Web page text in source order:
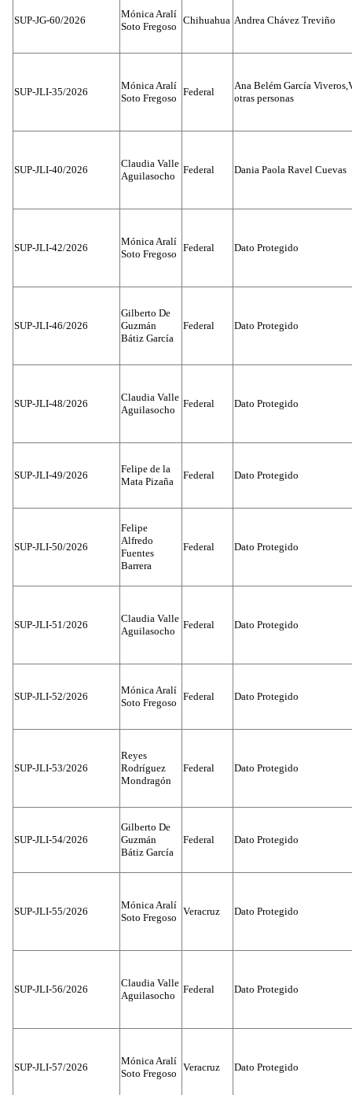
SUP-JG-60/2026
Mónica Aralí
Soto Fregoso
Chihuahua Andrea Chávez Treviño
SUP-JLI-35/2026
Mónica Aralí
Soto Fregoso
Federal
Ana Belém García
otras personas
SUP-JLI-40/2026
Claudia Valle
Aguilasocho
Federal Dania Paola Ravel Cuevas
SUP-JLI-42/2026
Mónica Aralí
Soto Fregoso
Federal Dato Protegido
SUP-JLI-46/2026
Gilberto De
Guzmán
Bátiz García
Federal Dato Protegido
SUP-JLI-48/2026
Claudia Valle
Aguilasocho
Federal Dato Protegido
SUP-JLI-49/2026
Felipe de la
Mata Pizaña
Federal Dato Protegido
SUP-JLI-50/2026
Felipe
Alfredo
Fuentes
Barrera
Federal Dato Protegido
SUP-JLI-51/2026
Claudia Valle
Aguilasocho
Federal Dato Protegido
SUP-JLI-52/2026
Mónica Aralí
Soto Fregoso
Federal Dato Protegido
SUP-JLI-53/2026
Reyes
Rodríguez
Mondragón
Federal Dato Protegido
SUP-JLI-54/2026
Gilberto De
Guzmán
Bátiz García
Federal Dato Protegido
SUP-JLI-55/2026
Mónica Aralí
Soto Fregoso
Veracruz Dato Protegido
SUP-JLI-56/2026
Claudia Valle
Aguilasocho
Federal Dato Protegido
SUP-JLI-57/2026
Mónica Aralí
Soto Fregoso
Veracruz Dato Protegido